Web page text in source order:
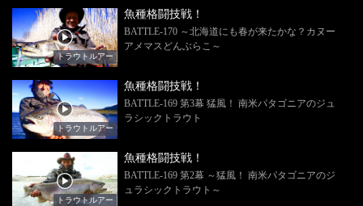
トラウトルアー
魚種格闘技戦！
BATTLE-170 ～北海道にも春が来たかな？カヌー
アメマスどんぶらこ～
トラウトルアー
魚種格闘技戦！
BATTLE-169 第3幕 猛風！ 南米パタゴニアのジュ
ラシックトラウト
トラウトルアー
魚種格闘技戦！
BATTLE-169 第2幕 ～猛風！ 南米パタゴニアのジ
ュラシックトラウト～